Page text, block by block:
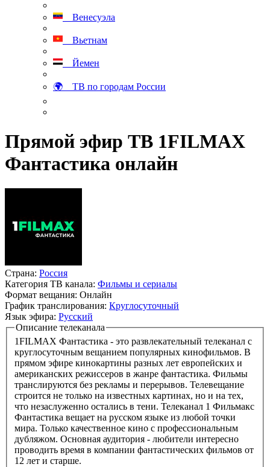
Венесуэла
Вьетнам
Йемен
🌍 ТВ по городам России
Прямой эфир ТВ 1FILMAX
Фантастика онлайн
Страна: Россия
Категория ТВ канала: Фильмы и сериалы
Формат вещания: Онлайн
График транслирования: Круглосуточный
Язык эфира: Русский
Описание телеканала
1FILMAX Фантастика - это развлекательный телеканал с
круглосуточным вещанием популярных кинофильмов. В
прямом эфире кинокартины разных лет европейских и
американских режиссеров в жанре фантастика. Фильмы
транслируются без рекламы и перерывов. Телевещание
строится не только на известных картинах, но и на тех,
что незаслуженно остались в тени. Телеканал 1 Фильмакс
Фантастика вещает на русском языке из любой точки
мира. Только качественное кино с профессиональным
дубляжом. Основная аудитория - любители интересно
проводить время в компании фантастических фильмов от
12 лет и старше.